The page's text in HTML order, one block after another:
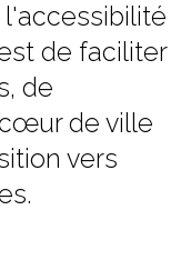
de faciliter
de
de ville
vers